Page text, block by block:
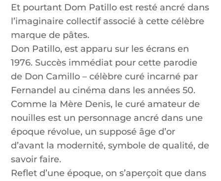
Et pourtant Dom Patillo est resté ancré dans
l’imaginaire collectif associé à cette célèbre
marque de pâtes.
Don Patillo, est apparu sur les écrans en
1976. Succès immédiat pour cette parodie
de Don Camillo – célèbre curé incarné par
Fernandel au cinéma dans les années 50.
Comme la Mère Denis, le curé amateur de
nouilles est un personnage ancré dans une
époque révolue, un supposé âge d’or
d’avant la modernité, symbole de qualité, de
savoir faire.
Reflet d’une époque, on s’aperçoit que dans